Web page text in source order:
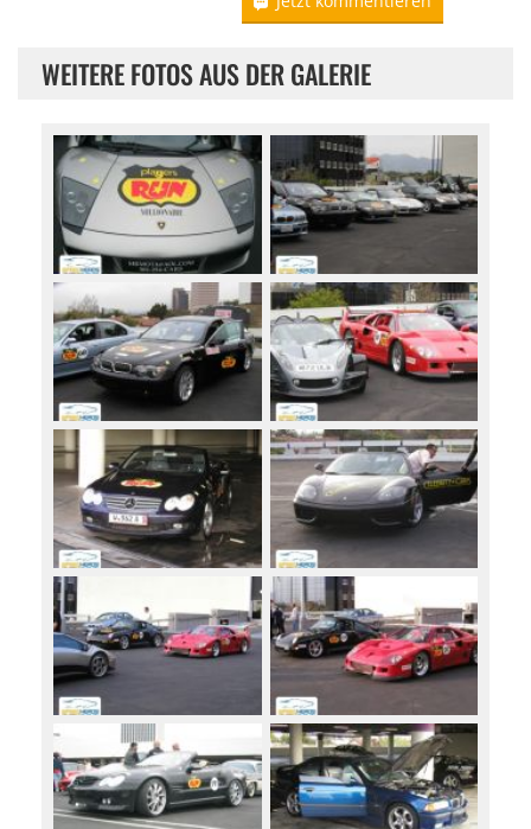
WEITERE FOTOS AUS DER GALERIE